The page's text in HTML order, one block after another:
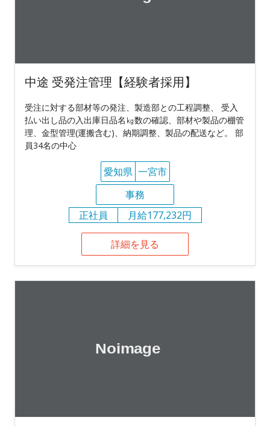
中途 受発注管理【経験者採用】
受注に対する部材等の発注、製造部との工程調整、 受入
払い出し品の入出庫日品名㎏数の確認、部材や製品の棚管
理、金型管理(運搬含む)、納期調整、製品の配送など。 部
員34名の中心
愛知県 一宮市
事務
正社員
月給177,232円
詳細を見る